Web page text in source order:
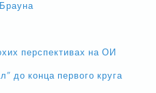
перспективах на ОИ
до конца первого круга